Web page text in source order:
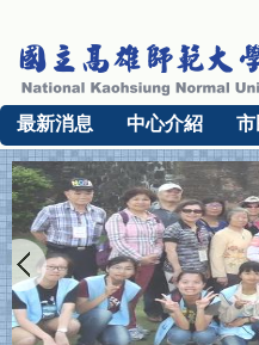
最新消息 中心介紹 市